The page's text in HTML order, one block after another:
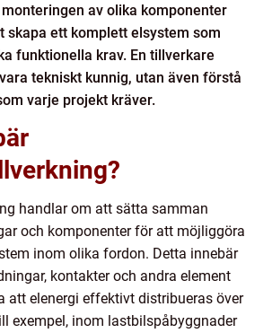
av olika komponenter
skapa ett komplett elsystem som
funktionella krav. En tillverkare
tekniskt kunnig, utan även förstå
varje projekt kräver.
handlar om att sätta samman
och komponenter för att möjliggöra
inom olika fordon. Detta innebär
kontakter och andra element
att elenergi effektivt distribueras över
exempel, inom lastbilspåbyggnader